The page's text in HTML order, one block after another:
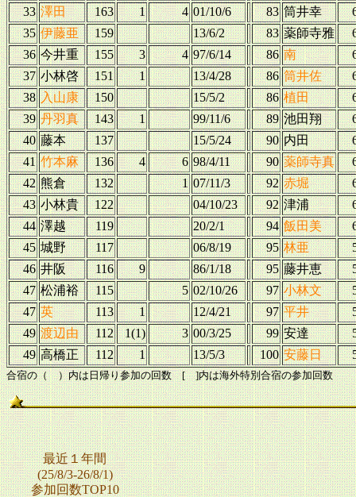
33 澤田 163 1 4 01/10/6 83 筒井幸
35 伊藤亜 159 13/6/2 83 薬師寺雅
36 今井重 155 3 4 97/6/14 86 南
37 小林啓 151 1 13/4/28 86 筒井佐
38 入山康 150 15/5/2 86 植田
39 丹羽真 143 1 99/11/6 89 池田翔
40 藤本 137 15/5/24 90 内田
41 竹本麻 136 4 6 98/4/11 90 薬師寺真
42 熊倉 132 1 07/11/3 92 赤堀
43 小林貴 122 04/10/23 92 津浦
44 澤越 119 20/2/1 94 飯田美
45 城野 117 06/8/19 95 林亜
46 井阪 116 9 86/1/18 95 藤井恵
47 松浦裕 115 5 02/10/26 97 小林文
47 英 113 1 12/4/21 97 平井
49 渡辺由 112 1(1) 3 00/3/25 99 安達
49 高橋正 112 1 13/5/3 100 安藤日
合宿の（ ）内は日帰り参加の回数 [ ]内は海外特別合宿の参加回数
最近１年間
(25/8/3-26/8/1)
参加回数TOP10